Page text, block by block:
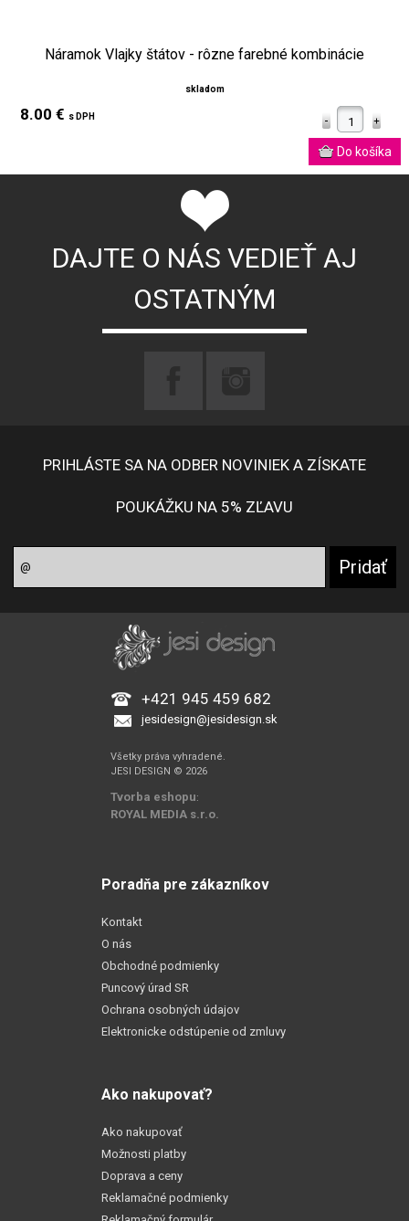
Náramok Vlajky štátov - rôzne farebné kombinácie
skladom
8.00 € s DPH
DAJTE O NÁS VEDIEŤ AJ
OSTATNÝM
PRIHLÁSTE SA NA ODBER NOVINIEK A ZÍSKATE
POUKÁŽKU NA 5% ZĽAVU
+421 945 459 682
jesidesign@jesidesign.sk
Všetky práva vyhradené.
JESI DESIGN © 2026
Tvorba eshopu:
ROYAL MEDIA s.r.o.
Poradňa pre zákazníkov
Kontakt
O nás
Obchodné podmienky
Puncový úrad SR
Ochrana osobných údajov
Elektronicke odstúpenie od zmluvy
Ako nakupovať?
Ako nakupovať
Možnosti platby
Doprava a ceny
Reklamačné podmienky